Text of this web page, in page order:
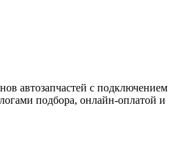
автозапчастей с подключением
подбора, онлайн-оплатой и